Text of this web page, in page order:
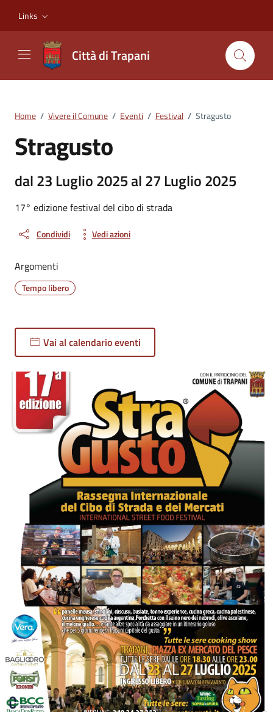
Links
Città di Trapani
Home / Vivere il Comune / Eventi / Festival / Stragusto
Stragusto
dal 23 Luglio 2025 al 27 Luglio 2025
17° edizione festival del cibo di strada
Condividi Vedi azioni
Argomenti
Tempo libero
Vai al calendario eventi